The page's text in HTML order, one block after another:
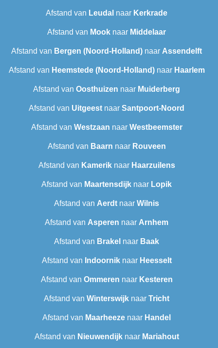
Afstand van Leudal‎ naar Kerkrade
Afstand van Mook naar Middelaar
Afstand van Bergen (Noord-Holland) naar Assendelft
Afstand van Heemstede (Noord-Holland)naar Haarlem
Afstand van Oosthuizen naar Muiderberg
Afstand van Uitgeest naar Santpoort-Noord
Afstand van Westzaan naar Westbeemster
Afstand van Baarn naar Rouveen
Afstand van Kameriknaar Haarzuilens
Afstand van Maartensdijk naar Lopik
Afstand van Aerdt naar Wilnis
Afstand van Asperen naar Arnhem
Afstand van Brakel naar Baak
Afstand van Indoorniknaar Heesselt
Afstand van Ommeren naar Kesteren
Afstand van Winterswijk naar Tricht
Afstand van Maarheeze naar Handel
Afstand van Nieuwendijknaar Mariahout